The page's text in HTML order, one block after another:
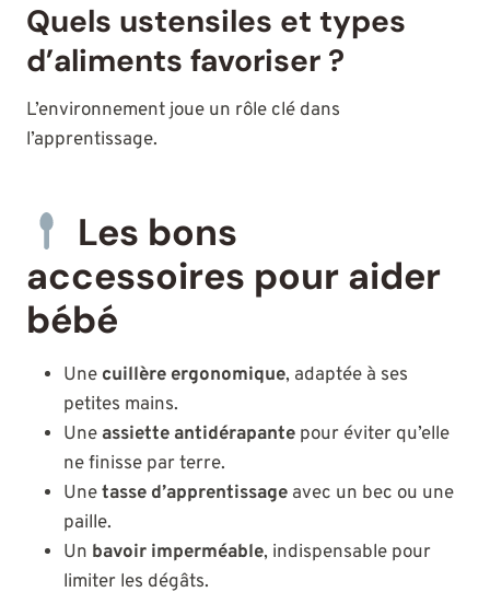
Quels ustensiles et types
d’aliments favoriser ?
L’environnement joue un rôle clé dans
l’apprentissage.
Les bons
accessoires pour aider
bébé
Une cuillère ergonomique, adaptée à ses
petites mains.
Uneassiette antidérapante pour éviter qu’elle
ne finisse par terre.
Unetasse d’apprentissage avec un bec ou une
paille.
Un bavoir imperméable, indispensable pour
limiter les dégâts.